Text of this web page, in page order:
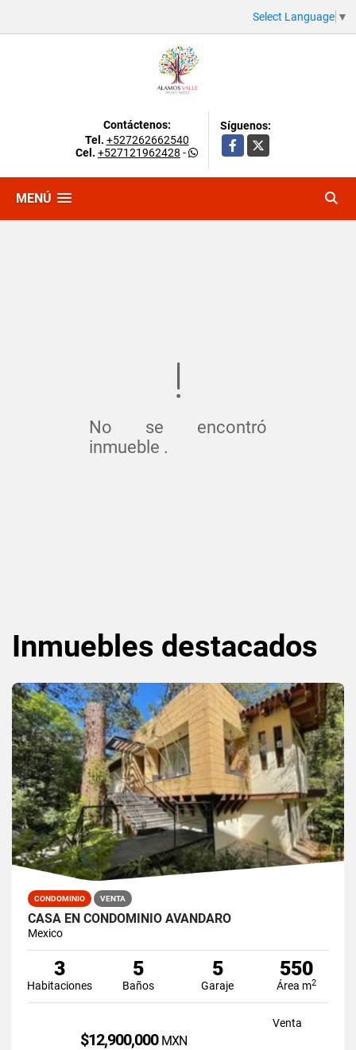
Select Language ▼
Contáctenos:
Tel. +527262662540
Cel. +527121962428 -
Síguenos:
Facebook
X
MENÚ
No se encontró
inmueble .
Inmuebles destacados
CONDOMINIO VENTA
CASA EN CONDOMINIO AVÁNDARO
Mexico
3
Habitaciones
5
Baños
5
Garaje
550
Área m2
Venta
$12,900,000 MXN